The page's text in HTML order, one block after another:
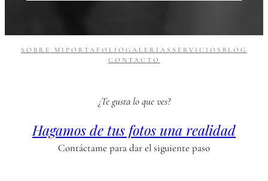
SOBRE MI PORTAFOLIO GALERÍAS SERVICIOS BLOG
CONTACTO
¿Te gusta lo que ves?
Hagamos de tus fotos una realidad
Contáctame para dar el siguiente paso